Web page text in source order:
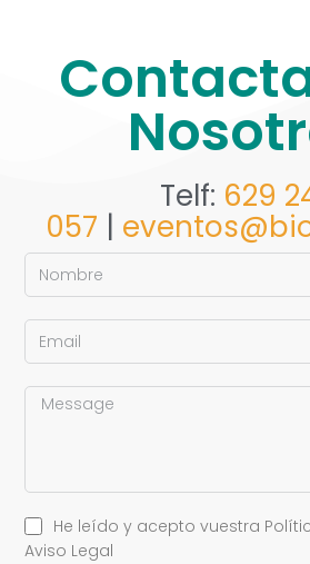
Telf: 629
057 |
He leído y acepto vuestra
Aviso Legal